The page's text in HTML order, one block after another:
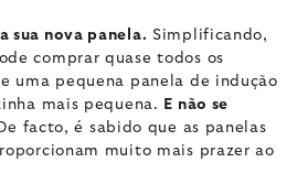
sua nova panela. Simplificando,
comprar quase todos os
uma pequena panela de indução
mais pequena.
E não se
facto, é sabido que as panelas
muito mais prazer ao